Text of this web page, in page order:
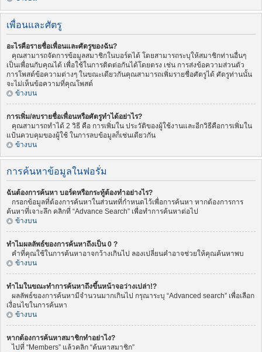
เพื่อนและศัตรู
อะไรคือรายชื่อเพื่อนและศัตรูของฉัน?
คุณสามารถจัดการข้อมูลสมาชิกในบอร์ดได้ โดยสามารถระบุให้สมาชิกท่านอื่นๆ
เป็นเพื่อนกับคุณได้ เพื่อใช้ในการติดต่อกันได้โดยตรง เช่น การส่งข้อความส่วนตัว
การโพสต์ข้อความต่างๆ ในขณะเดียวกันคุณสามารถเพิ่มรายชื่อศัตรูได้ ศัตรูท่านนั้น
จะไม่เห็นข้อความที่คุณโพสต์
ข้างบน
การเพิ่ม/ลบรายชื่อเพื่อนหรือศัตรูทำได้อย่าไร?
คุณสามารถทำได้ 2 วิธี คือ การเพิ่มใน ประวัติของผู้ใช้งานและอีกวิธีคือการเพิ่มใน
แป้นควบคุมของผู้ใช้ ในการลบข้อมูลก็เช่นเดียวกัน
ข้างบน
การค้นหาข้อมูลในฟอรั่ม
ฉันต้องการค้นหา บอร์ดหรือกระทู้ต้องทำอย่างไร?
กรอกข้อมูลที่ต้องการค้นหาในส่วนทที่กำหนดไว้เพื่อการค้นหา หากต้องการการ
ค้นหาที่เจาะลึก คลิกที่ “Advance Search” เพื่อทำการค้นหาต่อไป
ข้างบน
ทำไมผลลัพธ์ของการค้นหาถึงเป็น 0 ?
คำที่คุณใช้ในการค้นหาอาจกว้างเกินไป ลองเปลี่ยนคำอาจช่วยให้คุณค้นหาพบ
ข้างบน
ทำไมในขณะทำการค้นหาถึงขึ้นหน้าจอว่างเปล่า!?
ผลลัพธ์ของการค้นหามีจำนวนมากเกินไป กรุณาระบุ “Advanced search” เพื่อเลือก
เงื่อนไขในการค้นหา
ข้างบน
หากต้องการค้นหาสมาชิกทำอย่าไง?
ไปที่ “Members” แล้วคลิก “ค้นหาสมาชิก”